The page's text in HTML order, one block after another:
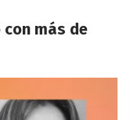
más de